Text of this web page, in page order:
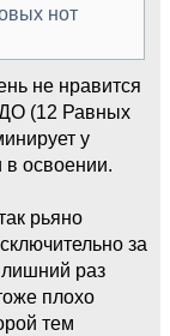
нот
не нравится
(12 Равных
у
в освоении.
рьяно
за
лишний раз
плохо
тем